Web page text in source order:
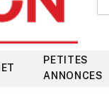
PETITES
ANNONCES